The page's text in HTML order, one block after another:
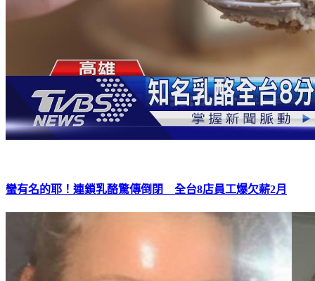
蠻有名的耶！連鎖乳酪驚傳倒閉 全台8店員工爆欠薪2月